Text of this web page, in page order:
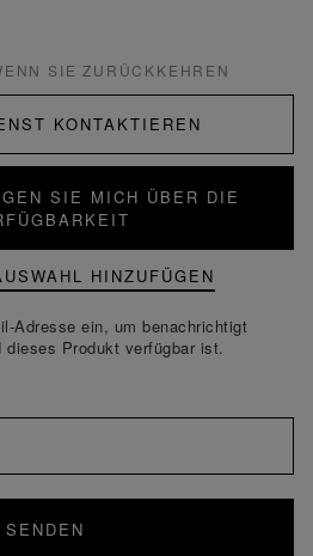
SIE ZURÜCKKEHREN
KONTAKTIEREN
SIE MICH ÜBER DIE
HINZUFÜGEN
Adresse ein, um benachrichtigt
dieses Produkt verfügbar ist.
SENDEN